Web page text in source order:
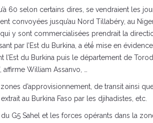
60 selon certains dires, se vendraient les
convoyées jusqu’au Nord Tillabéry, au
y sont commercialisées prendrait la
par l’Est du Burkina, a été́ mise en
l’Est du Burkina puis le département de
William Assanvo, …
d’approvisionnement, de transit ainsi
au Burkina Faso par les djihadistes, etc.
G5 Sahel et les forces opérants dans la